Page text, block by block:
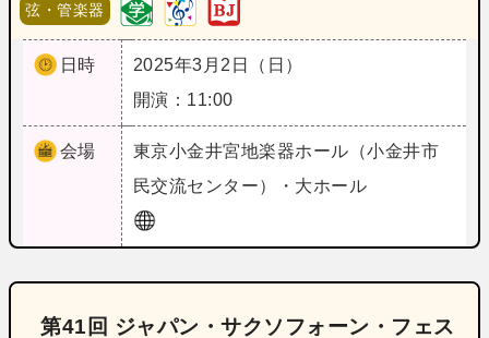
弦・管楽器
日時
2025年3月2日（日）
開演：11:00
会場 東京小金井宮地楽器ホール（小金井市
民交流センター）・大ホール
第41回 ジャパン・サクソフォーン・フェス